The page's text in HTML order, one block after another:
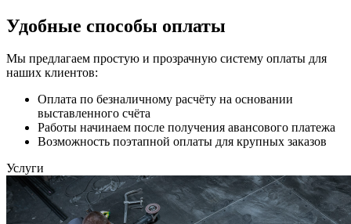
Удобные способы оплаты
Мы предлагаем простую и прозрачную систему оплаты для
наших клиентов:
Оплата по безналичному расчёту на основании
выставленного счёта
Работы начинаем после получения авансового платежа
Возможность поэтапной оплаты для крупных заказов
Услуги